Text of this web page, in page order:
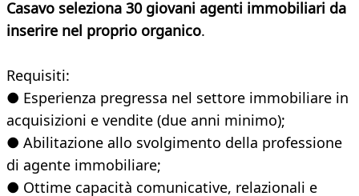
Casavo seleziona 30 giovani agenti immobiliari da
inserire nel proprio organico.
Requisiti:
● Esperienza pregressa nel settore immobiliare in
acquisizioni e vendite (due anni minimo);
● Abilitazione allo svolgimento della professione
di agente immobiliare;
● Ottime capacità comunicative, relazionali e